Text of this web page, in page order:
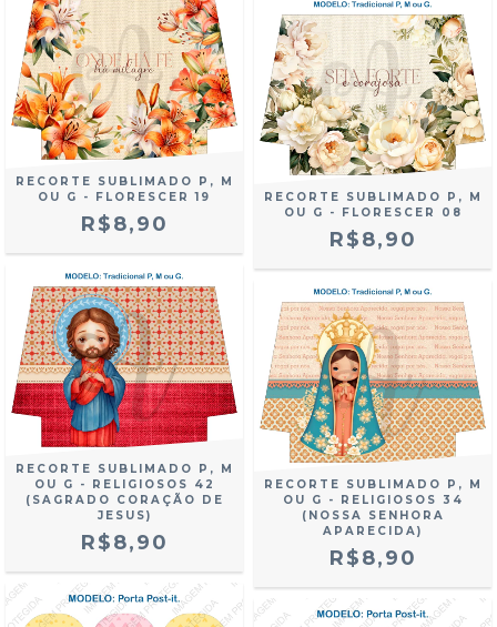
RECORTE SUBLIMADO P, M
OU G - FLORESCER 19
R$8,90
RECORTE SUBLIMADO P, M
OU G - FLORESCER 08
R$8,90
RECORTE SUBLIMADO P, M
OU G - RELIGIOSOS 42
(SAGRADO CORAÇÃO DE
JESUS)
R$8,90
RECORTE SUBLIMADO P, M
OU G - RELIGIOSOS 34
(NOSSA SENHORA
APARECIDA)
R$8,90